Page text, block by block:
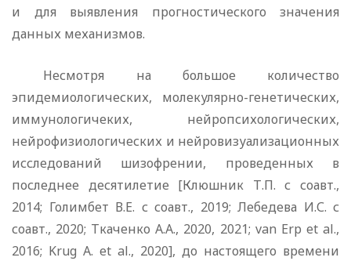
и для выявления прогностического значения
данных механизмов.
Несмотря на большое количество
эпидемиологических, молекулярно-генетических,
иммунологичеких, нейропсихологических,
нейрофизиологических и нейровизуализационных
исследований шизофрении, проведенных в
последнее десятилетие [Клюшник Т.П. с соавт.,
2014; Голимбет В.Е. с соавт., 2019; Лебедева И.С. с
соавт., 2020; Ткаченко А.А., 2020, 2021; van Erp et al.,
2016; Krug A. et al., 2020], до настоящего времени